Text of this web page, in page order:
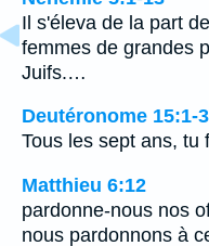
Il s'éleva de la part
femmes de grandes
Juifs.…
Deutéronome 15:1-
Tous les sept ans,
Matthieu 6:12
pardonne-nous nos
nous pardonnons à